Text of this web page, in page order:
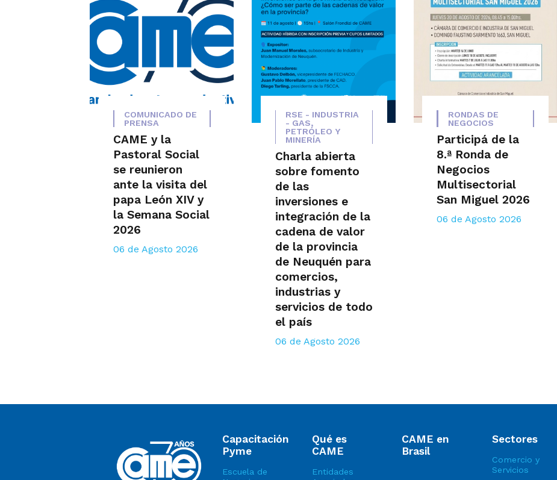
COMUNICADO DE
PRENSA
CAME y la
Pastoral Social
se reunieron
ante la visita del
papa León XIV y
la Semana Social
2026
06 de Agosto 2026
RSE - INDUSTRIA
- GAS,
PETRÓLEO Y
MINERÍA
Charla abierta
sobre fomento
de las
inversiones e
integración de la
cadena de valor
de la provincia
de Neuquén para
comercios,
industrias y
servicios de todo
el país
06 de Agosto 2026
RONDAS DE
NEGOCIOS
Participá de la
8.ª Ronda de
Negocios
Multisectorial
San Miguel 2026
06 de Agosto 2026
Capacitación
Pyme
Escuela de
Qué es
CAME
Entidades
CAME en
Brasil
Sectores
Comercio y
Servicios